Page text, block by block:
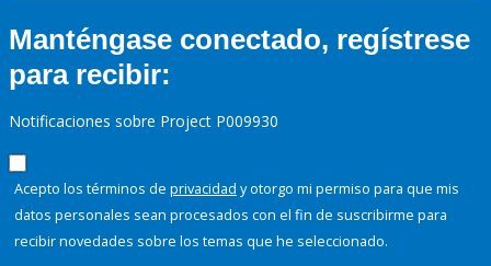
Manténgase conectado, regístrese
para recibir:
Notificaciones sobre Project P009930
Acepto los términos de privacidad y otorgo mi permiso para que mis
datos personales sean procesados con el fin de suscribirme para
recibir novedades sobre los temas que he seleccionado.